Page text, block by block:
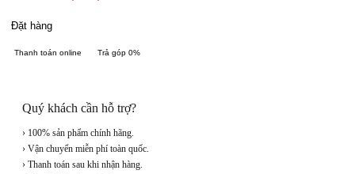
Đặt hàng
Thanh toán online Trả góp 0%
Quý khách cần hỗ trợ?
› 100% sản phẩm chính hãng.
› Vận chuyển miễn phí toàn quốc.
› Thanh toán sau khi nhận hàng.